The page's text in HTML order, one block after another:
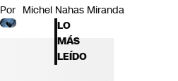
Por Michel Nahas Miranda
LO
MÁS
LEÍDO